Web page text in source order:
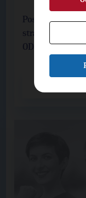
Poslední
stran, které
ODS, KDU-ČSL